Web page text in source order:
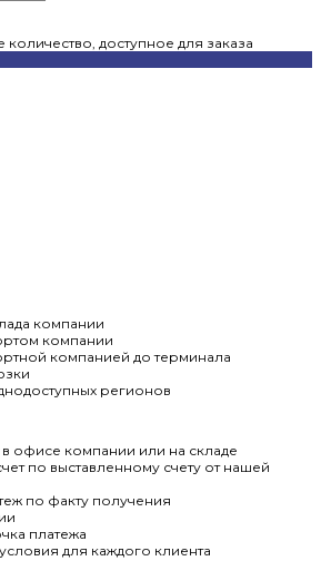
доступное для заказа
компании
компании
компанией до терминала
регионов
офисе компании или на складе
по выставленному счету от нашей
по факту получения
платежа
для каждого клиента